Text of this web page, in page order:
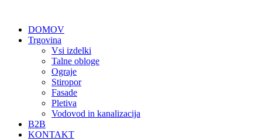
contentDOMOV
Trgovina
Vsi izdelki
Talne obloge
Ograje
Stiropor
Fasade
Pletiva
Vodovod in kanalizacija
B2B
KONTAKT